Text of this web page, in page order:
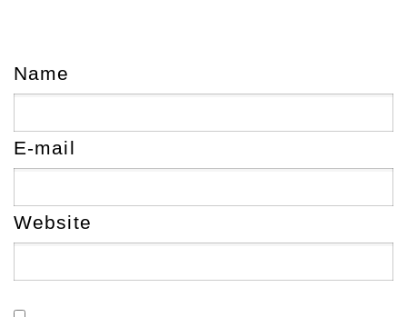
Name
E-mail
Website